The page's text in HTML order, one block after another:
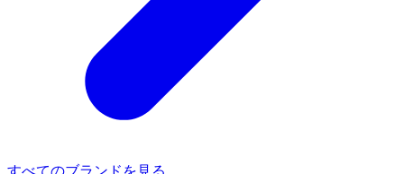
すべてのブランドを見る